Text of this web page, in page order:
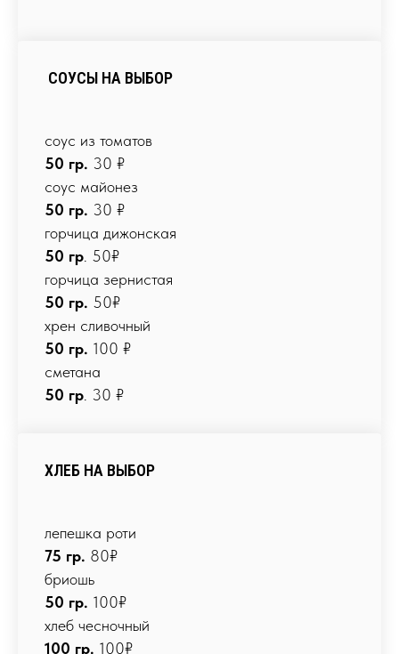
СОУСЫ НА ВЫБОР
соус из томатов
50 гр. 30 ₽
соус майонез
50 гр. 30 ₽
горчица дижонская
50 гр. 50₽
горчица зернистая
50 гр. 50₽
хрен сливочный
50 гр. 100 ₽
сметана
50 гр. 30 ₽
ХЛЕБ НА ВЫБОР
лепешка роти
75 гр. 80₽
бриошь
50 гр. 100₽
хлеб чесночный
100 гр. 100₽